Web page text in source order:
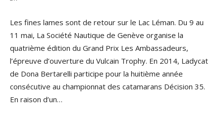
Les fines lames sont de retour sur le Lac Léman. Du 9 au
11 mai, La Société Nautique de Genève organise la
quatrième édition du Grand Prix Les Ambassadeurs,
l’épreuve d’ouverture du Vulcain Trophy. En 2014, Ladycat
de Dona Bertarelli participe pour la huitième année
consécutive au championnat des catamarans Décision 35.
En raison d’un…